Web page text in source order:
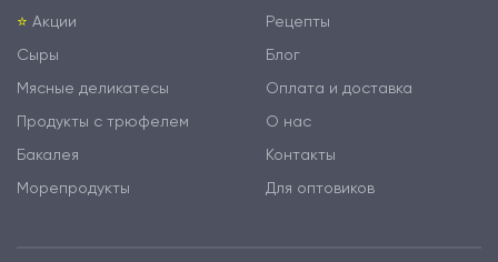
⭐️ Акции
Сыры
Мясные деликатесы
Продукты с трюфелем
Бакалея
Морепродукты
Рецепты
Блог
Оплата и доставка
О нас
Контакты
Для оптовиков